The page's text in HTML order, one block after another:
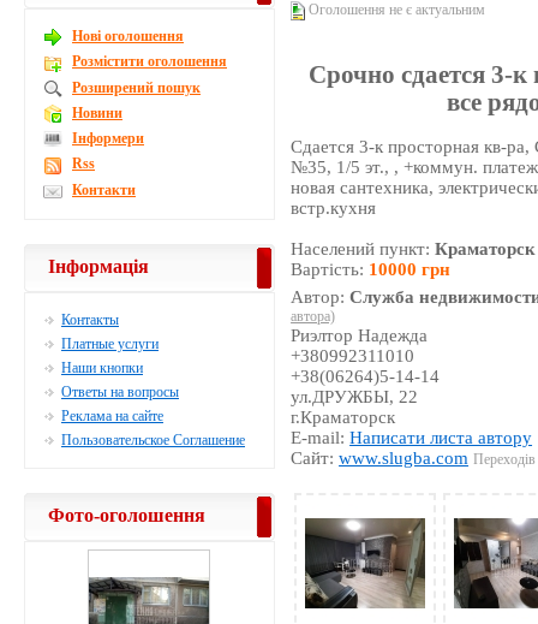
Оголошення не є актуальним
Срочно сдается 3-
все
Сдается 3-к просторная кв-
№35, 1/5 эт., , +коммун.
новая сантехника,
встр.кухня
Населений пункт:Краматорск
Вартість: 10000 грн
Автор:Служба
автора)
Риэлтор Надежда
+380992311010
+38(06264)5-14-14
ул.ДРУЖБЫ, 22
г.Краматорск
E-mail:Написати листа автору
Сайт:www.slugba.com
Новi оголошення
Розмістити оголошення
Розширений пошук
Новини
Інформери
Rss
Контакти
Інформація
Контакты
Платные услуги
Наши кнопки
Ответы на вопросы
Реклама на сайте
Пользовательское Соглашение
Фото-оголошення